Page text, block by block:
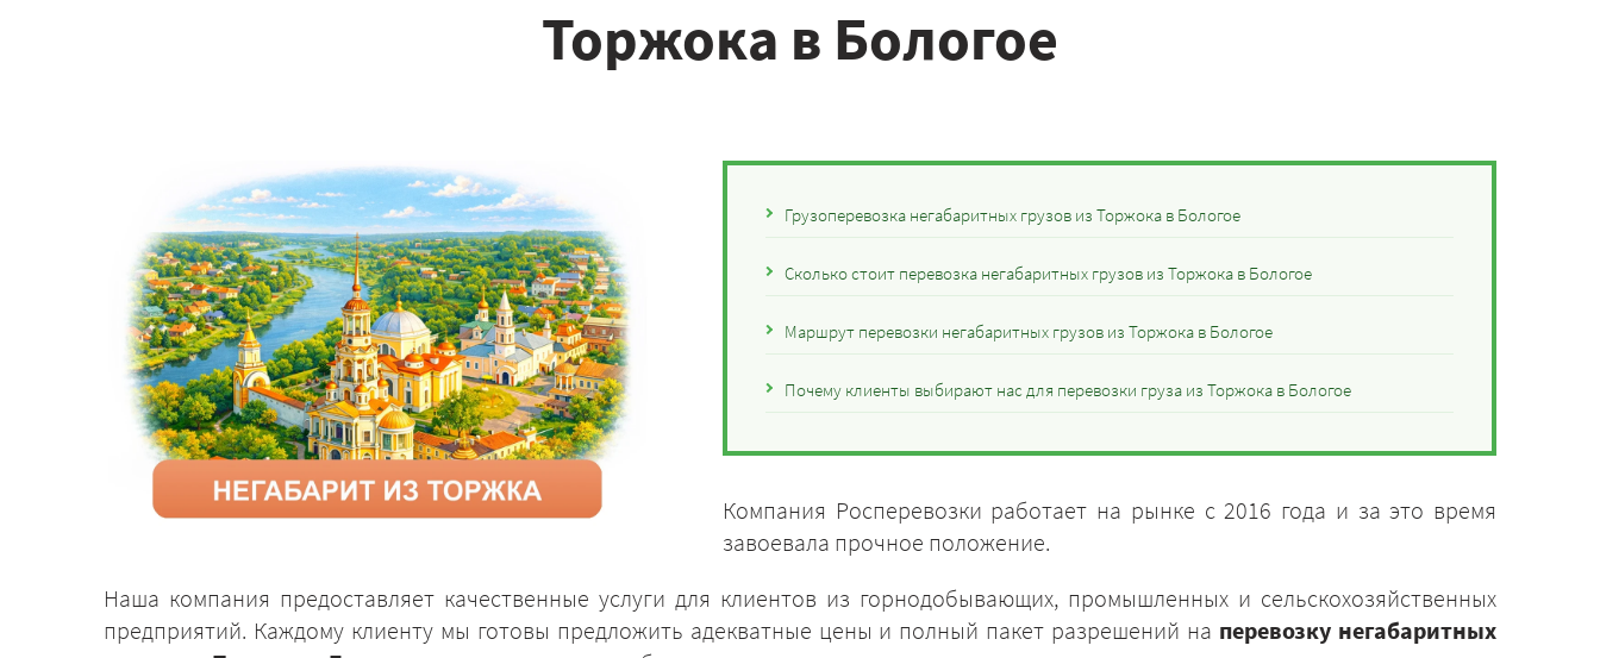
Торжока в Бологое
Грузоперевозка негабаритных грузов из Торжока в Бологое
Сколько стоит перевозка негабаритных грузов из Торжока в Бологое
Маршрут перевозки негабаритных грузов из Торжока в Бологое
Почему клиенты выбирают нас для перевозки груза из Торжока в Бологое
Компания Росперевозки работает на рынке с 2016 года и за это время
завоевала прочное положение.
Наша компания предоставляет качественные услуги для клиентов из горнодобывающих, промышленных и сельскохозяйственных
предприятий. Каждому клиенту мы готовы предложить адекватные цены и полный пакет разрешений на перевозку негабаритных